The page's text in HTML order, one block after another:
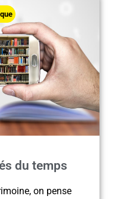
du temps
on pense